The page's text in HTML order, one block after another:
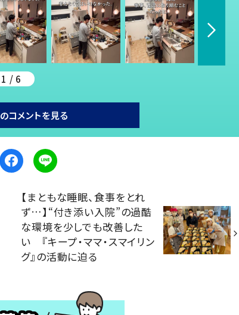
1 / 6
コメントを見る
【まともな睡眠、食事をとれ
ず…】“付き添い入院”の過酷
な環境を少しでも改善した
い 『キープ・ママ・スマイリン
グ』の活動に迫る